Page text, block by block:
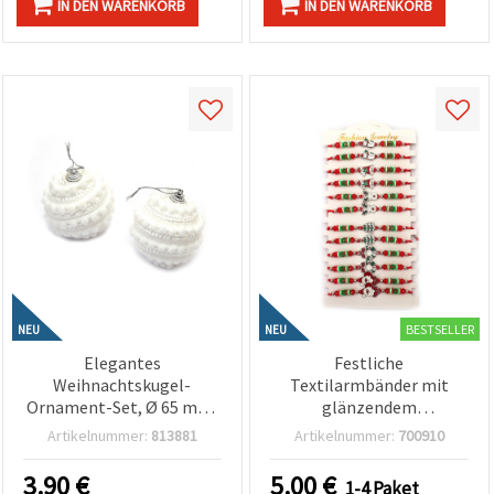
IN DEN WARENKORB IN DEN WARENKORB
NEU
Elegantes
Weihnachtskugel-
Ornament-Set, Ø 65 mm,
Weiß, 6 Stück – ideal für
Basteln & saisonale
Artikelnummer: 813881
3.90€
NEU BESTSELLER
Festliche
Textilarmbänder mit
glänzendem
Weihnachtsanhänger in
Mix-Set, 12 Stück
Artikelnummer: 700910
5.00€ 1-4 Paket